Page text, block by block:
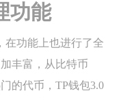
功能
在功能上也进行了全
丰富，从比特币
的代币，TP钱包3.0